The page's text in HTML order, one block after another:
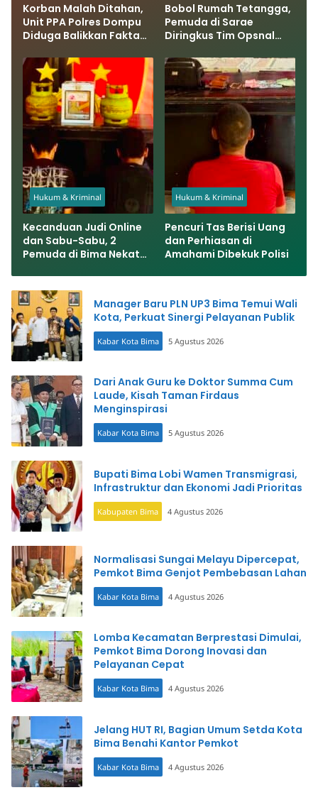
Korban Malah Ditahan,
Unit PPA Polres Dompu
Diduga Balikkan Fakta
Bobol Rumah Tetangga,
Pemuda di Sarae
Diringkus Tim Opsnal
Hukum & Kriminal
Kecanduan Judi Online
dan Sabu-Sabu, 2
Pemuda di Bima Nekat
Warung Bakso
Hukum & Kriminal
Pencuri Tas Berisi Uang
dan Perhiasan di
Amahami Dibekuk Polisi
Manager Baru PLN UP3 Bima Temui Wali
Kota, Perkuat Sinergi Pelayanan Publik
Kabar Kota Bima 5 Agustus 2026
Dari Anak Guru ke Doktor Summa Cum
Laude, Kisah Taman Firdaus
Menginspirasi
Kabar Kota Bima 5 Agustus 2026
Bupati Bima Lobi Wamen Transmigrasi,
Infrastruktur dan Ekonomi Jadi Prioritas
Kabupaten Bima 4 Agustus 2026
Normalisasi Sungai Melayu Dipercepat,
Pemkot Bima Genjot Pembebasan Lahan
Kabar Kota Bima 4 Agustus 2026
Lomba Kecamatan Berprestasi Dimulai,
Pemkot Bima Dorong Inovasi dan
Pelayanan Cepat
Kabar Kota Bima 4 Agustus 2026
Jelang HUT RI, Bagian Umum Setda Kota
Bima Benahi Kantor Pemkot
Kabar Kota Bima 4 Agustus 2026